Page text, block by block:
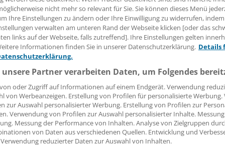
Folge derWahlen bei der Kassenärztlichen
Hausärzte eine engere Zusammenarbeit der KBV mit
ihre Ziele nur erreichen, wenn sie wieder enger mit den
sagte Dr. Werner Baumgärtner, Vorstandschef von
Ärzteverbunds.
nicht mehr so relevant für Sie. Sie können dieses Menü
Ihre Einstellungen zu ändern oder Ihre Einwilligung zu widerrufen, indem
verwalten am unteren Rand der Webseite klicken [oder das
links auf der Webseite, falls zutreffend]. Ihre Einstellungen gelten
Informationen finden Sie in unserer Datenschutzerklärung. Details
Partner verarbeiten Daten, um Folgendes
oder Zugriff auf Informationen auf einem Endgerät. Verwendung
von Werbeanzeigen. Erstellung von Profilen für personalisierte
zur Auswahl personalisierter Werbung. Erstellung von Profilen zur
Verwendung von Profilen zur Auswahl personalisierter Inhalte.
Messung der Performance von Inhalten. Analyse von Zielgruppen
von Daten aus verschiedenen Quellen. Entwicklung und
reduzierter Daten zur Auswahl von Inhalten.